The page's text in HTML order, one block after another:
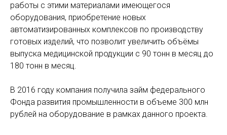
работы с этими материалами имеющегося
оборудования, приобретение новых
автоматизированных комплексов по производству
готовых изделий, что позволит увеличить объёмы
выпуска медицинской продукции с 90 тонн в месяц до
180 тонн в месяц.
В 2016 году компания получила займ федерального
Фонда развития промышленности в объеме 300 млн
рублей на оборудование в рамках данного проекта.